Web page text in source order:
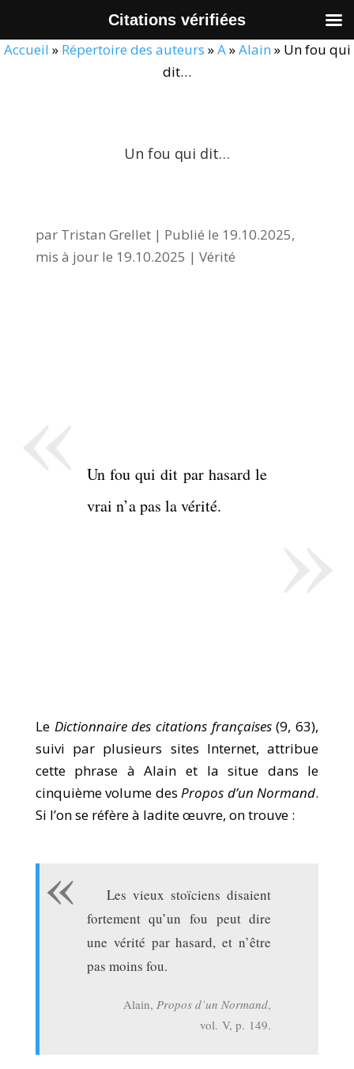
Accueil » Répertoire des auteurs »A»Alain » Un fou qui
dit…
Un fou qui dit…
par Tristan Grellet| Publié le 19.10.2025,
mis à jour le 19.10.2025 | Vérité
Un fou qui dit par hasard le
vrai n’a pas la vérité.
Le Dictionnaire des citations françaises(9, 63),
suivi par plusieurs sites Internet, attribue
cette phrase à Alain et la situe dans le
cinquième volume desPropos d’un Normand.
Si l’on se réfère à ladite œuvre, on trouve :
Les vieux stoïciens disaient
fortement qu’un fou peut dire
une vérité par hasard, et n’être
pas moins fou.
Alain,Propos d’un Normand,
vol. V, p. 149.
Citations vérifiées